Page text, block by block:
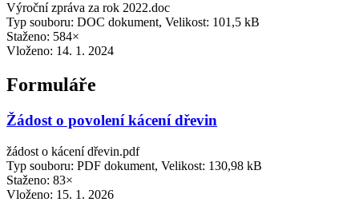
Výroční zpráva za rok 2022.doc
Typ souboru: DOC dokument, Velikost: 101,5 kB
Staženo: 584×
Vloženo: 14. 1. 2024
Formuláře
Žádost o povolení kácení dřevin
žádost o kácení dřevin.pdf
Typ souboru: PDF dokument, Velikost: 130,98 kB
Staženo: 83×
Vloženo: 15. 1. 2026